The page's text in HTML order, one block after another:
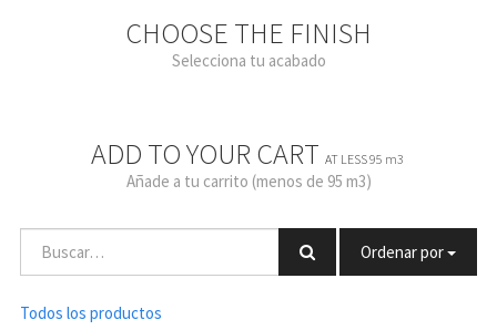
CHOOSE THE FINISH
Selecciona tu acabado
ADD TO YOUR CART AT LESS 95 m3
Añade a tu carrito (menos de 95 m3)
Ordenar por
Todos los productos